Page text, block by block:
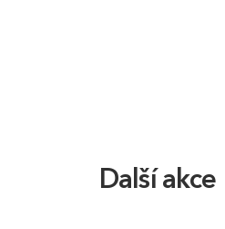
Další akce